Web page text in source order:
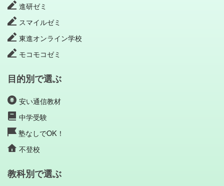
進研ゼミ
スマイルゼミ
東進オンライン学校
モコモコゼミ
目的別で選ぶ
安い通信教材
中学受験
塾なしでOK！
不登校
教科別で選ぶ